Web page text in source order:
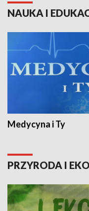
NAUKA I
Medycyna i Ty
PRZYRODA I